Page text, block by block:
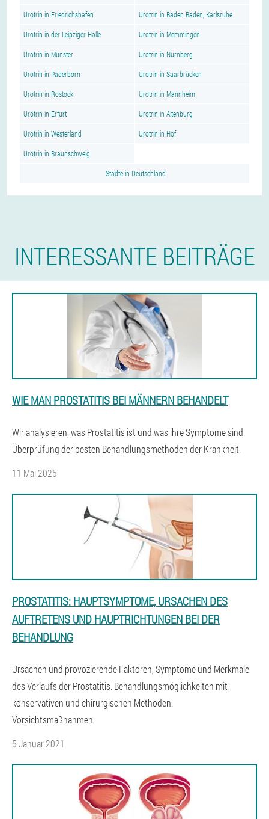
Urotrin in Friedrichshafen Urotrin in Baden Baden, Karlsruhe
Urotrin in der Leipziger Halle Urotrin in Memmingen
Urotrin in Münster Urotrin in Nürnberg
Urotrin in Paderborn Urotrin in Saarbrücken
Urotrin in Rostock Urotrin in Mannheim
Urotrin in Erfurt Urotrin in Altenburg
Urotrin in Westerland Urotrin in Hof
Urotrin in Braunschweig
Städte in Deutschland
INTERESSANTE BEITRÄGE
WIE MAN PROSTATITIS BEI MÄNNERN BEHANDELT
Wir analysieren, was Prostatitis ist und was ihre Symptome sind.
Überprüfung der besten Behandlungsmethoden der Krankheit.
11 Mai 2025
PROSTATITIS: HAUPTSYMPTOME, URSACHEN DES
AUFTRETENS UND HAUPTRICHTUNGEN BEI DER
BEHANDLUNG
Ursachen und provozierende Faktoren, Symptome und Merkmale
des Verlaufs der Prostatitis. Behandlungsmöglichkeiten mit
konservativen und chirurgischen Methoden.
Vorsichtsmaßnahmen.
5 Januar 2021